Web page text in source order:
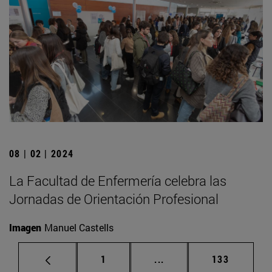
08 | 02 | 2024
La Facultad de Enfermería celebra las
Jornadas de Orientación Profesional
Imagen Manuel Castells
Página
1 ... Páginas intermedias
Página
133